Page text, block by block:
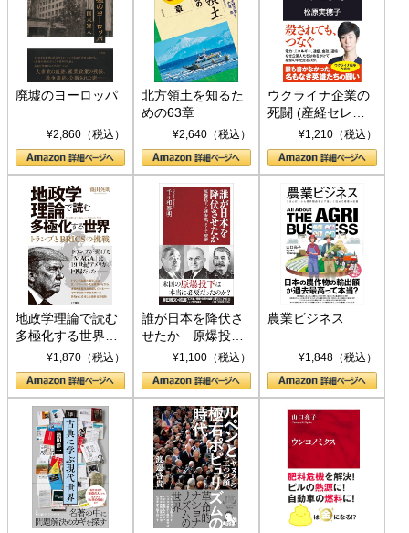
廃墟のヨーロッパ
¥2,860（税込）
北方領土を知るた
めの63章
¥2,640（税込）
ウクライナ企業の
死闘 (産経セレク
ト S 039)¥1,210（税込）
地政学理論で読む
多極化する世界：
トランプとBRICS
の挑戦
¥1,870（税込）
誰が日本を降伏さ
せたか 原爆投
下、ソ連参戦、そ
して聖断 (PHP新
書)
¥1,100（税込）
農業ビジネス
¥1,848（税込）